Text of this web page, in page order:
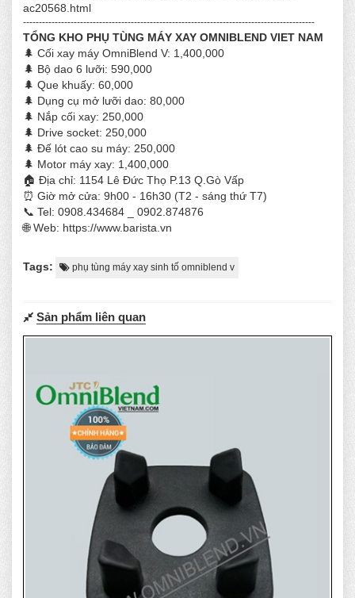
ac20568.html
--------------------------------------------------------------------------------------------
TỔNG KHO PHỤ TÙNG MÁY XAY OMNIBLEND VIET NAM
🌲 Cối xay máy OmniBlend V: 1,400,000
🌲 Bộ dao 6 lưỡi: 590,000
🌲 Que khuấy: 60,000
🌲 Dụng cụ mở lưỡi dao: 80,000
🌲 Nắp cối xay: 250,000
🌲 Drive socket: 250,000
🌲 Đế lót cao su máy: 250,000
🌲 Motor máy xay: 1,400,000
🏠 Địa chỉ: 1154 Lê Đức Thọ P.13 Q.Gò Vấp
⏰ Giờ mở cửa: 9h00 - 16h30 (T2 - sáng thứ T7)
📞 Tel: 0908.434684 _ 0902.874876
🌐 Web: https://www.barista.vn
Tags: phụ tùng máy xay sinh tố omniblend v
Sản phẩm liên quan